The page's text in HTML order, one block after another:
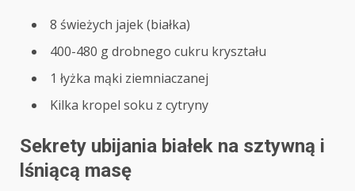
8 świeżych jajek (białka)
400-480 g drobnego cukru kryształu
1 łyżka mąki ziemniaczanej
Kilka kropel soku z cytryny
Sekrety ubijania białek na sztywną i
lśniącą masę